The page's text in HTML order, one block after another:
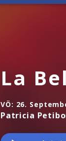
La
VÖ: 26.
Patricia